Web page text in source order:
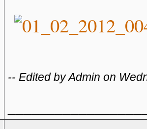
-- Edited by Admin on